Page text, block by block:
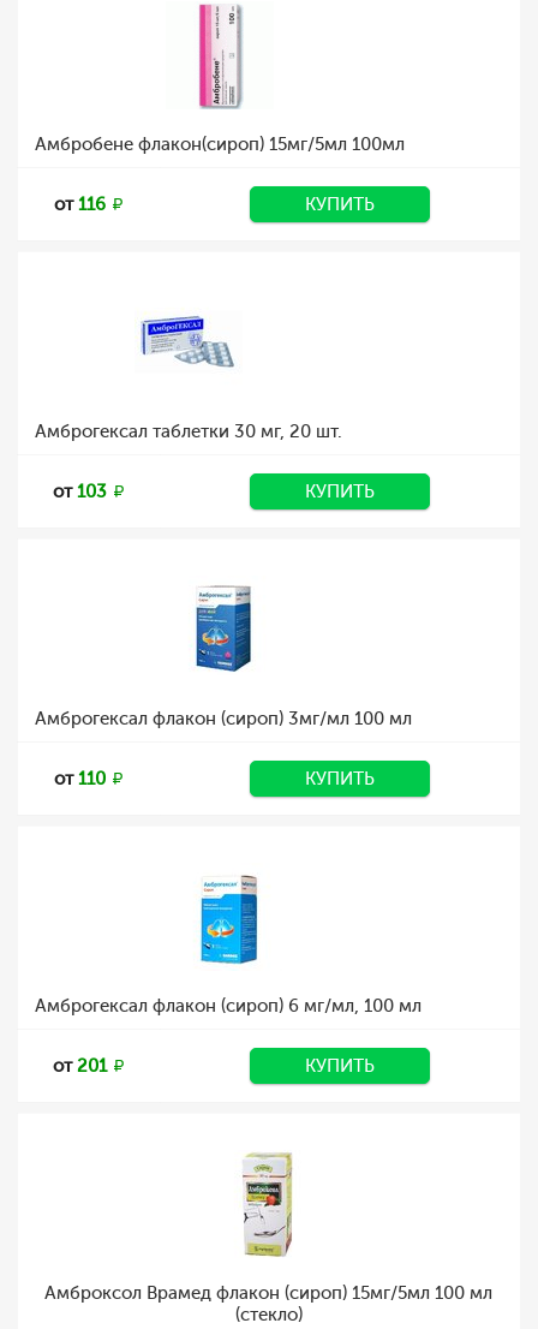
Амбробене флакон(сироп) 15мг/5мл 100мл
от116 КУПИТЬ
Амброгексал таблетки 30 мг, 20 шт.
от103 КУПИТЬ
Амброгексал флакон (сироп) 3мг/мл 100 мл
от110 КУПИТЬ
Амброгексал флакон (сироп) 6 мг/мл, 100 мл
от201 КУПИТЬ
Амброксол Врамед флакон (сироп) 15мг/5мл 100 мл
(стекло)